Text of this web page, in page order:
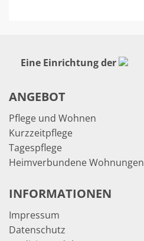
Eine Einrichtung der
ANGEBOT
Pflege und Wohnen
Kurzzeitpflege
Tagespflege
Heimverbundene Wohnungen
INFORMATIONEN
Impressum
Datenschutz